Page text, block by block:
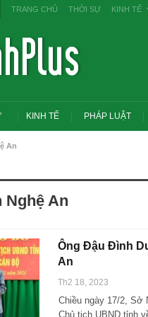
TRANG CHỦ THỜI SỰ KINH TẾ
KINH TẾ PHÁP LUẬT
An
Nghệ An
Ông Đậu Đình
An
Th2 18, 2023
Chiều ngày 17/2, Sở
Chủ tịch UBND tỉnh
Tổng Bí thư, Chủ tịch nước yêu cầu
đổi tư duy bằng cấp sang nghề